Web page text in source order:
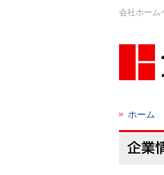
会社ホーム
ホーム